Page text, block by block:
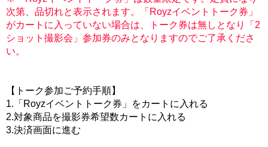
次第、品切れと表示されます。「Royzイベントトーク券」
がカートに入っていない場合は、トーク券は無しとなり「2
ショット撮影会」参加券のみとなりますのでご了承くださ
い。
【トーク参加ご予約手順】
1.「Royzイベントトーク券」をカートに入れる
2.対象商品を撮影券希望数カートに入れる
3.決済画面に進む